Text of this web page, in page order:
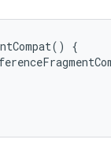
()
{